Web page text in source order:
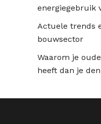
energiegebruik
Actuele trends
bouwsector
Waarom je
heeft dan je